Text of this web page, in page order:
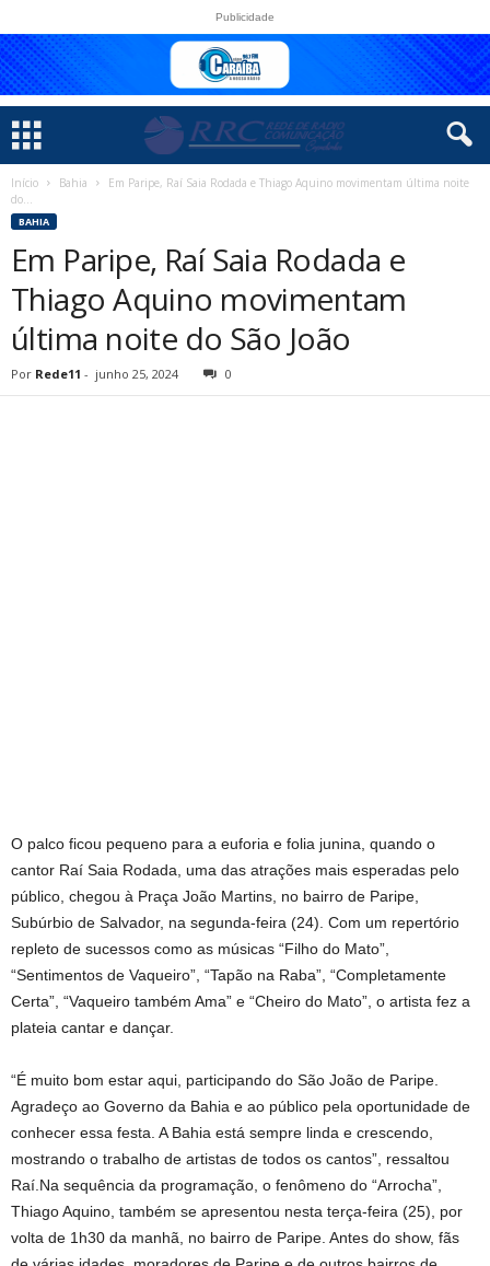
Publicidade
Início Bahia
Em Paripe, Raí Saia Rodada e Thiago Aquino movimentam última noite
do...
BAHIA
Em Paripe, Raí Saia Rodada e
Thiago Aquino movimentam
última noite do São João
Por Rede11 - junho 25, 2024 0
O palco ficou pequeno para a euforia e folia junina, quando o
cantor Raí Saia Rodada, uma das atrações mais esperadas pelo
público, chegou à Praça João Martins, no bairro de Paripe,
Subúrbio de Salvador, na segunda-feira (24). Com um repertório
repleto de sucessos como as músicas “Filho do Mato”,
“Sentimentos de Vaqueiro”, “Tapão na Raba”, “Completamente
Certa”, “Vaqueiro também Ama” e “Cheiro do Mato”, o artista fez a
plateia cantar e dançar.
“É muito bom estar aqui, participando do São João de Paripe.
Agradeço ao Governo da Bahia e ao público pela oportunidade de
conhecer essa festa. A Bahia está sempre linda e crescendo,
mostrando o trabalho de artistas de todos os cantos”, ressaltou
Raí.Na sequência da programação, o fenômeno do “Arrocha”,
Thiago Aquino, também se apresentou nesta terça-feira (25), por
volta de 1h30 da manhã, no bairro de Paripe. Antes do show, fãs